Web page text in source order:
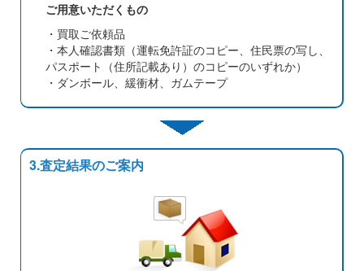
ご用意いただくもの
・買取ご依頼品
・本人確認書類（運転免許証のコピー、住民票の写し、
パスポート（住所記載あり）のコピーのいずれか）
・ダンボール、緩衝材、ガムテープ
3.査定結果のご案内